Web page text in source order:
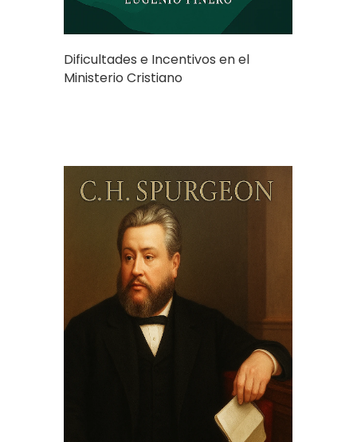
Dificultades e Incentivos en el
Ministerio Cristiano